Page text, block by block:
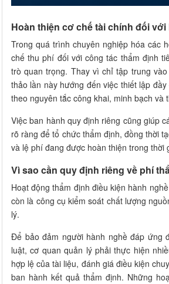
Hoàn thiện cơ chế tài chính đối
Trong quá trình chuyên nghiệp hóa các
chế thu phí đối với công tác thẩm định
trò quan trọng. Thay vì chỉ tập trung
thảo lần này hướng đến việc thiết lập
theo nguyên tắc công khai, minh bạch và
Việc ban hành quy định riêng cũng giúp
rõ ràng để tổ chức thẩm định, đồng thời
và lệ phí đang được hoàn thiện trong thời
Vì sao cần quy định riêng về phí
Hoạt động thẩm định điều kiện hành
còn là công cụ kiểm soát chất lượng
lý.
Để bảo đảm người hành nghề đáp ứng
luật, cơ quan quản lý phải thực hiện
hợp lệ của tài liệu, đánh giá điều kiện
ban hành kết quả thẩm định. Những